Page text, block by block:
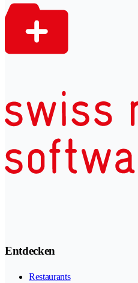
Entdecken
Restaurants